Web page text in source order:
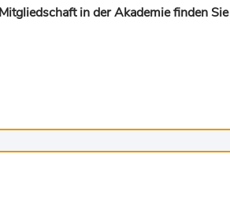
in der Akademie finden Sie